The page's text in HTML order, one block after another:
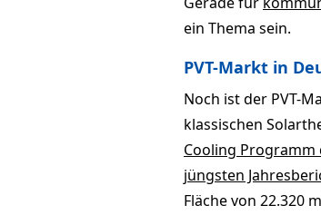
ein Thema sein.
PVT-Markt in
Noch ist der PVT-
klassischen
Cooling Programm
jüngsten
Fläche von 22.320